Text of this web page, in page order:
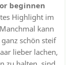
beginnen
Highlight im
kann
schön steif
lieber lachen,